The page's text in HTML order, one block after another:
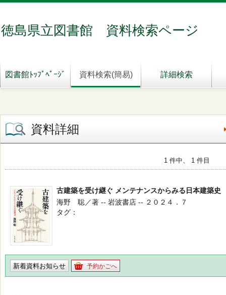
徳島県立図書館 資料検索ページ
図書館ﾄｯﾌﾟﾍﾟｰｼﾞ 資料検索(簡易) 詳細検索
資料詳細
1 件中、 1 件目
古建築を受け継ぐ メンテナンスからみる日本建築史
海野 聡／著 -- 岩波書店 -- ２０２４．７
タグ
新着資料お知らせ 予約かごへ